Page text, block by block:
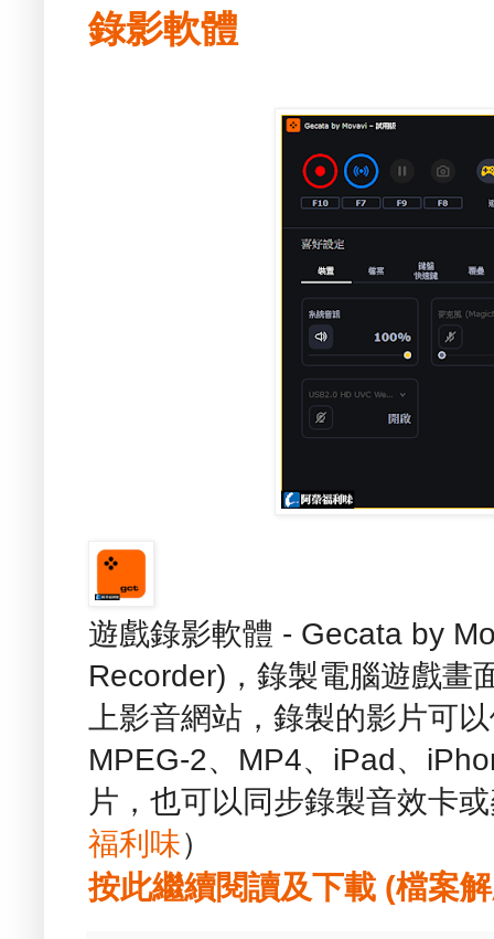
錄影軟體
遊戲錄影軟體 - Gecata by
Recorder)，錄製電腦遊戲畫
上影音網站，錄製的影片可
MPEG-2、MP4、iPad、
片，也可以同步錄製音效卡
福利味）
按此繼續閱讀及下載 (檔案